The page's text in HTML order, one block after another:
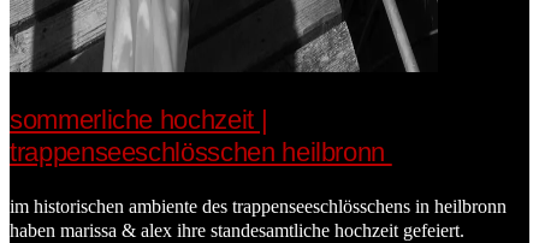
sommerliche hochzeit |
trappenseeschlösschen heilbronn
im historischen ambiente des trappenseeschlösschens in heilbronn
haben marissa & alex ihre standesamtliche hochzeit gefeiert.